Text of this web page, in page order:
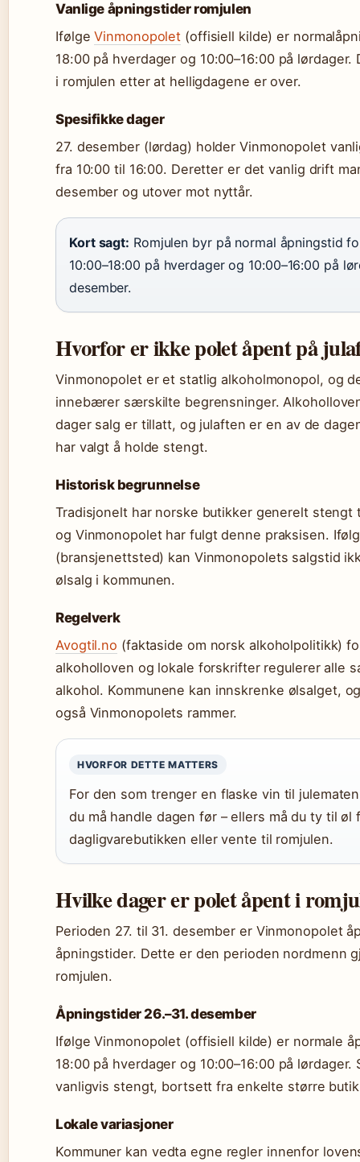
Vanlige åpningstider romjulen
IfølgeVinmonopolet (offisiell kilde) er
18:00 på hverdager og 10:00–16:00 på
i romjulen etter at helligdagene er over.
Spesifikke dager
27. desember (lørdag) holder Vinmonopolet
fra 10:00 til 16:00. Deretter er det vanlig drift
desember og utover mot nyttår.
Kort sagt: Romjulen byr på normal åpningstid
10:00–18:00 på hverdager og 10:00–16:00 på
desember.
Hvorfor er ikke polet åpent på
Vinmonopolet er et statlig alkoholmonopol, og
innebærer særskilte begrensninger.
dager salg er tillatt, og julaften er en av de
har valgt å holde stengt.
Historisk begrunnelse
Tradisjonelt har norske butikker generelt stengt
og Vinmonopolet har fulgt denne praksisen.
(bransjenettsted) kan Vinmonopolets salgstid
ølsalg i kommunen.
Regelverk
Avogtil.no (faktaside om norsk alkoholpolitikk)
alkoholloven og lokale forskrifter regulerer alle
alkohol. Kommunene kan innskrenke ølsalget,
også Vinmonopolets rammer.
HVORFOR DETTE MATTERS
For den som trenger en flaske vin til
du må handle dagen før – ellers må du ty til øl
dagligvarebutikken eller vente til romjulen.
Hvilke dager er polet åpent i
Perioden 27. til 31. desember er Vinmonopolet
åpningstider. Dette er den perioden nordmenn
romjulen.
Åpningstider 26.–31. desember
Ifølge Vinmonopolet (offisiell kilde) er normale
18:00 på hverdager og 10:00–16:00 på lørdager.
vanligvis stengt, bortsett fra enkelte større
Lokale variasjoner
Kommuner kan vedta egne regler innenfor